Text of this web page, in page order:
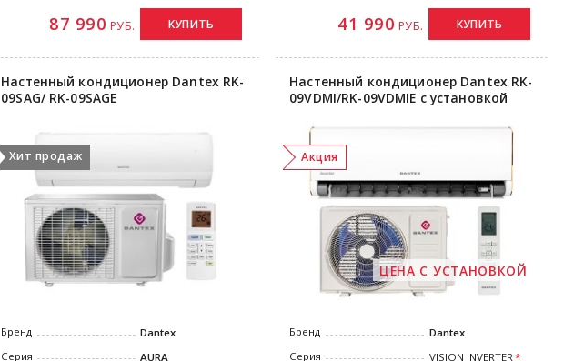
87 990 РУБ. КУПИТЬ 41 990 РУБ. КУПИТЬ
Настенный кондиционер Dantex RK-
09SAG/ RK-09SAGE
Хит продаж
Бренд
Dantex
Серия
AURA
Настенный кондиционер Dantex RK-
09VDMI/RK-09VDMIE с установкой
Акция
ЦЕНА С УСТАНОВКОЙ
Бренд
Dantex
Серия
VISION INVERTER